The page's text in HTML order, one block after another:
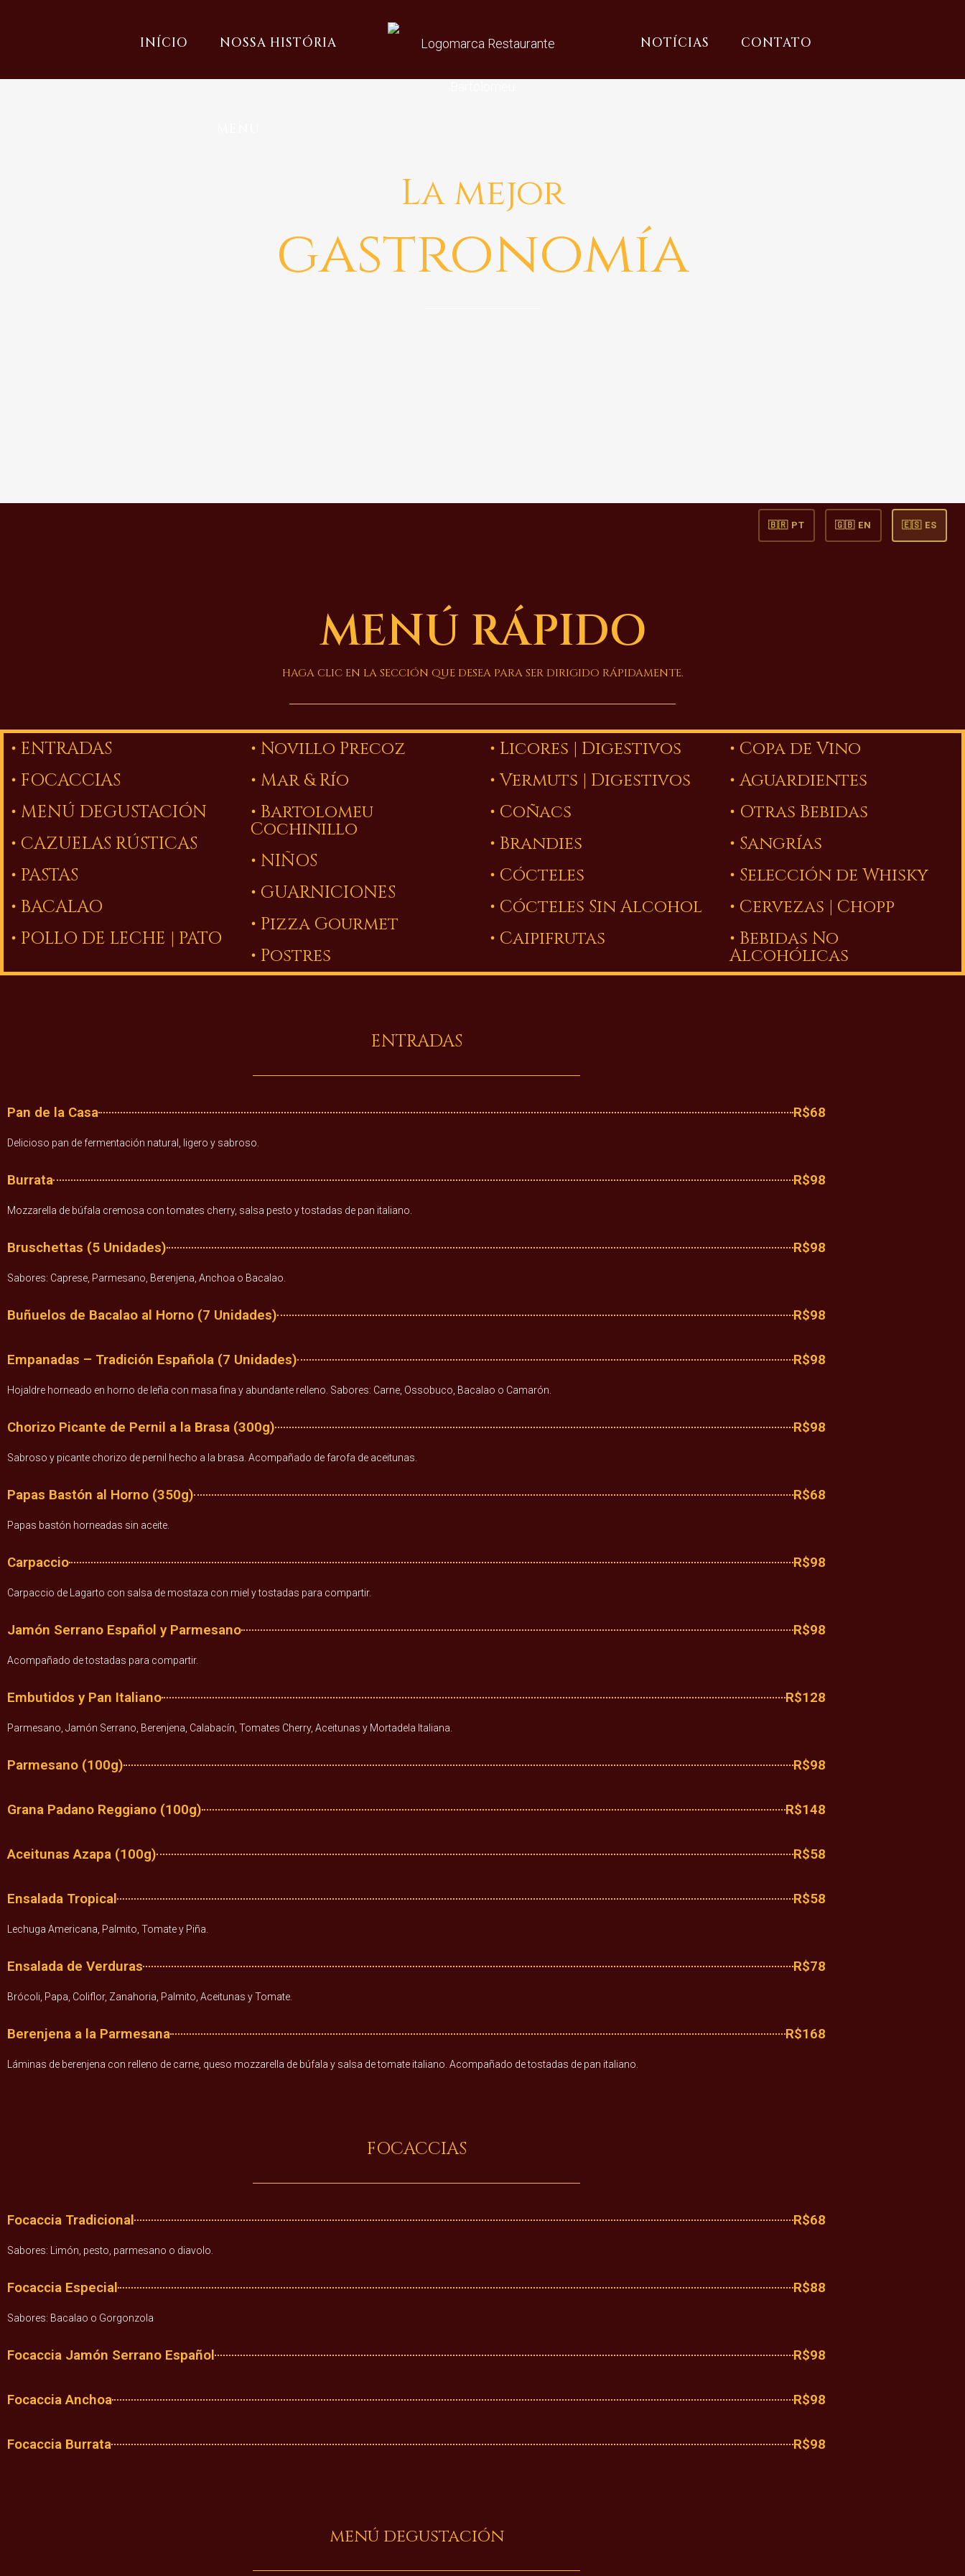
INÍCIO NOSSA HISTÓRIA NOTÍCIAS CONTATO
La mejor
gastronomía
🇧🇷 PT 🇬🇧 EN 🇪🇸 ES
MENÚ RÁPIDO
HAGA CLIC EN LA SECCIÓN QUE DESEA PARA SER DIRIGIDO RÁPIDAMENTE.
• ENTRADAS
• FOCACCIAS
• MENÚ DEGUSTACIÓN
• CAZUELAS RÚSTICAS
• PASTAS
• BACALAO
• POLLO DE LECHE | PATO
• Novillo Precoz
• Mar & Río
• Bartolomeu
Cochinillo
• NIÑOS
• GUARNICIONES
• Pizza Gourmet
• Postres
• Licores | Digestivos
• Vermuts | Digestivos
• Coñacs
• Brandies
• Cócteles
• Cócteles Sin Alcohol
• Caipifrutas
• Copa de Vino
• Aguardientes
• Otras Bebidas
• Sangrías
• Selección de Whisky
• Cervezas | Chopp
• Bebidas No
Alcohólicas
ENTRADAS
Pan de la Casa R$68
Delicioso pan de fermentación natural, ligero y sabroso.
Burrata R$98
Mozzarella de búfala cremosa con tomates cherry, salsa pesto y tostadas de pan italiano.
Bruschettas (5 Unidades) R$98
Sabores: Caprese, Parmesano, Berenjena, Anchoa o Bacalao.
Buñuelos de Bacalao al Horno (7 Unidades) R$98
Empanadas – Tradición Española (7 Unidades) R$98
Hojaldre horneado en horno de leña con masa fina y abundante relleno. Sabores: Carne, Ossobuco, Bacalao o Camarón.
Chorizo Picante de Pernil a la Brasa (300g) R$98
Sabroso y picante chorizo de pernil hecho a la brasa. Acompañado de farofa de aceitunas.
Papas Bastón al Horno (350g) R$68
Papas bastón horneadas sin aceite.
Carpaccio R$98
Carpaccio de Lagarto con salsa de mostaza con miel y tostadas para compartir.
Jamón Serrano Español y Parmesano R$98
Acompañado de tostadas para compartir.
Embutidos y Pan Italiano R$128
Parmesano, Jamón Serrano, Berenjena, Calabacín, Tomates Cherry, Aceitunas y Mortadela Italiana.
Parmesano (100g) R$98
Grana Padano Reggiano (100g) R$148
Aceitunas Azapa (100g) R$58
Ensalada Tropical R$58
Lechuga Americana, Palmito, Tomate y Piña.
Ensalada de Verduras R$78
Brócoli, Papa, Coliflor, Zanahoria, Palmito, Aceitunas y Tomate.
Berenjena a la Parmesana R$168
Láminas de berenjena con relleno de carne, queso mozzarella de búfala y salsa de tomate italiano. Acompañado de tostadas de pan italiano.
FOCACCIAS
Focaccia Tradicional R$68
Sabores: Limón, pesto, parmesano o diavolo.
Focaccia Especial R$88
Sabores: Bacalao o Gorgonzola
Focaccia Jamón Serrano Español R$98
Focaccia Anchoa R$98
Focaccia Burrata R$98
menú degustación